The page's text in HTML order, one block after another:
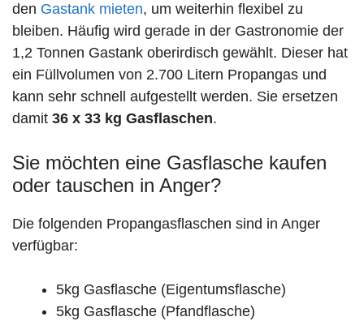
den Gastank mieten, um weiterhin flexibel zu
bleiben. Häufig wird gerade in der Gastronomie der
1,2 Tonnen Gastank oberirdisch gewählt. Dieser hat
ein Füllvolumen von 2.700 Litern Propangas und
kann sehr schnell aufgestellt werden. Sie ersetzen
damit 36 x 33 kg Gasflaschen.
Sie möchten eine Gasflasche kaufen
oder tauschen in Anger?
Die folgenden Propangasflaschen sind in Anger
verfügbar:
5kg Gasflasche (Eigentumsflasche)
5kg Gasflasche (Pfandflasche)